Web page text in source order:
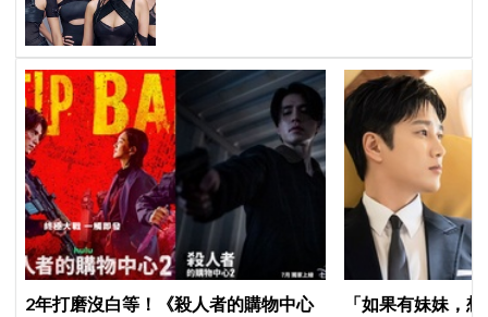
2年打磨沒白等！《殺人者的購物中心
「如果有妹妹，